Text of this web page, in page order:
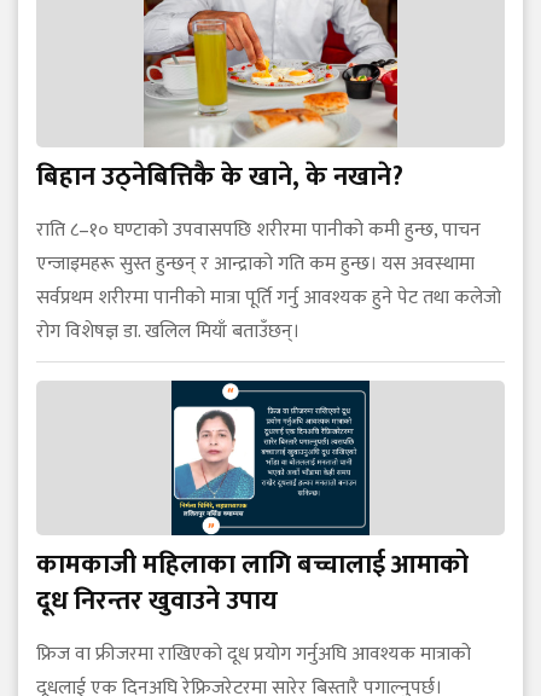
बिहान उठ्नेबित्तिकै के खाने, के नखाने?
राति ८–१० घण्टाको उपवासपछि शरीरमा पानीको कमी हुन्छ, पाचन
एन्जाइमहरू सुस्त हुन्छन् र आन्द्राको गति कम हुन्छ। यस अवस्थामा
सर्वप्रथम शरीरमा पानीको मात्रा पूर्ति गर्नु आवश्यक हुने पेट तथा कलेजो
रोग विशेषज्ञ डा. खलिल मियाँ बताउँछन्।
कामकाजी महिलाका लागि बच्चालाई आमाको
दूध निरन्तर खुवाउने उपाय
फ्रिज वा फ्रीजरमा राखिएको दूध प्रयोग गर्नुअघि आवश्यक मात्राको
दूधलाई एक दिनअघि रेफ्रिजरेटरमा सारेर बिस्तारै पगाल्नुपर्छ।